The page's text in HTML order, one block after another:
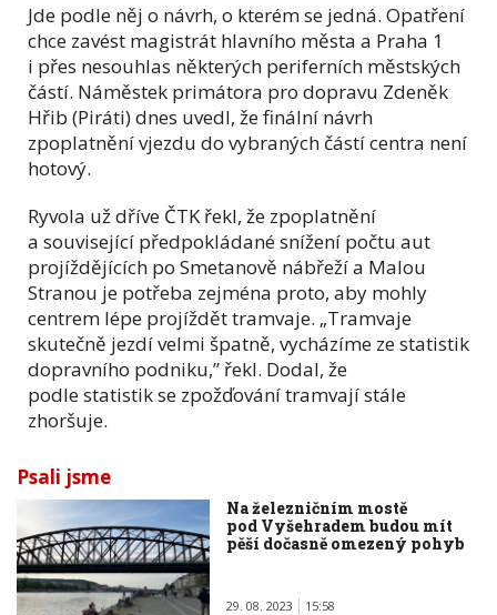
Jde podle něj o návrh, o kterém se jedná. Opatření
chce zavést magistrát hlavního města a Praha 1
i přes nesouhlas některých periferních městských
částí. Náměstek primátora pro dopravu Zdeněk
Hřib (Piráti) dnes uvedl, že finální návrh
zpoplatnění vjezdu do vybraných částí centra není
hotový.
Ryvola už dříve ČTK řekl, že zpoplatnění
a související předpokládané snížení počtu aut
projíždějících po Smetanově nábřeží a Malou
Stranou je potřeba zejména proto, aby mohly
centrem lépe projíždět tramvaje. „Tramvaje
skutečně jezdí velmi špatně, vycházíme ze statistik
dopravního podniku,” řekl. Dodal, že
podle statistik se zpožďování tramvají stále
zhoršuje.
Psali jsme
Na železničním mostě
pod Vyšehradem budou mít
pěší dočasně omezený pohyb
29. 08. 2023 15:58